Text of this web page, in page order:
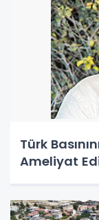
Türk
Ameliyat